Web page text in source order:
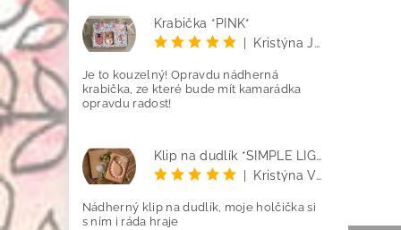
Krabička *PINK*
|
Kristýna Jenčo
Je to kouzelný! Opravdu nádherná
krabička, ze které bude mít kamarádka
opravdu radost!
Klip na dudlík *SIMPLE LIGHT PINK*
|
Kristýna Vetyšková
Nádherný klip na dudlík, moje holčička si
s ním i ráda hraje